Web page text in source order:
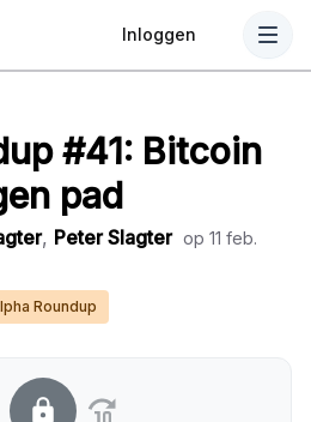
Inloggen
#41: Bitcoin
pad
, Peter Slagter op 11 feb.
Roundup